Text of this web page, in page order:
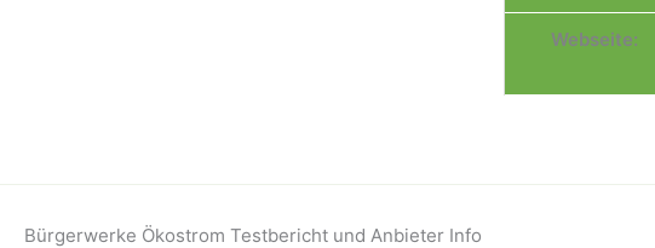
Webseite:
Bürgerwerke Ökostrom Testbericht und Anbieter Info